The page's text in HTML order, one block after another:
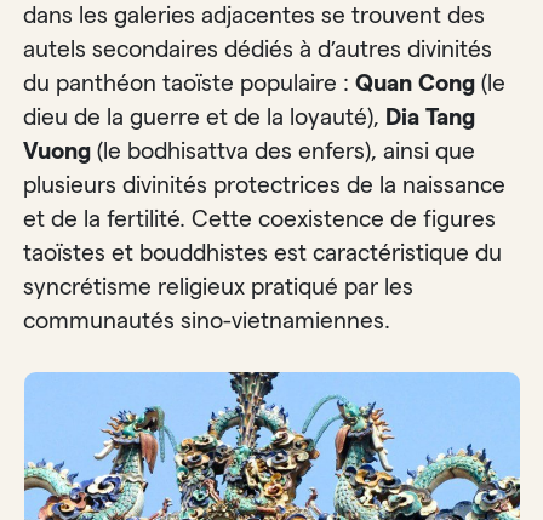
dans les galeries adjacentes se trouvent des
autels secondaires dédiés à d’autres divinités
du panthéon taoïste populaire :Quan Cong (le
dieu de la guerre et de la loyauté), Dia Tang
Vuong (le bodhisattva des enfers), ainsi que
plusieurs divinités protectrices de la naissance
et de la fertilité. Cette coexistence de figures
taoïstes et bouddhistes est caractéristique du
syncrétisme religieux pratiqué par les
communautés sino-vietnamiennes.